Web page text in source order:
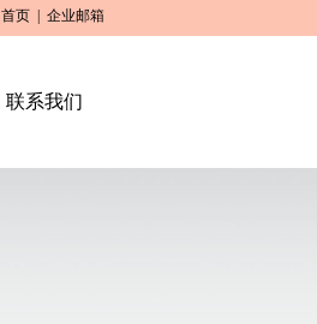
首页 企业邮箱
联系我们